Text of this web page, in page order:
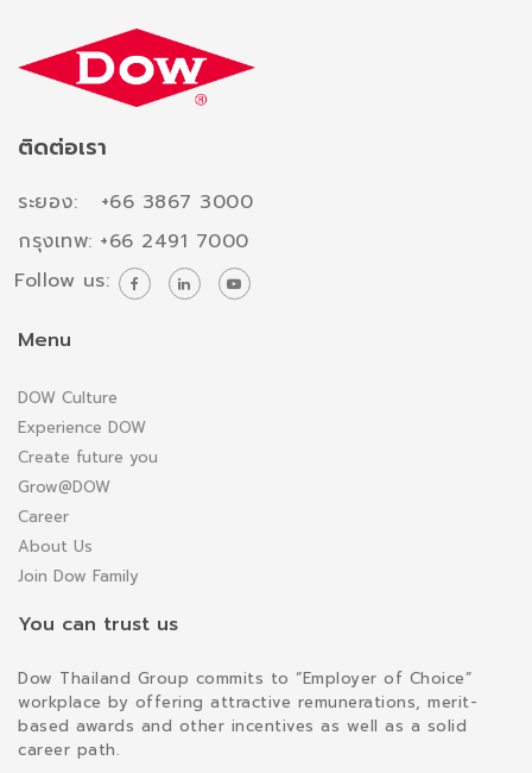
ติดต่อเรา
ระยอง: +66 3867 3000
กรุงเทพ: +66 2491 7000
Follow us:
Menu
DOW Culture
Experience DOW
Create future you
Grow@DOW
Career
About Us
Join Dow Family
You can trust us
Dow Thailand Group commits to “Employer of Choice”
workplace by offering attractive remunerations, merit-
based awards and other incentives as well as a solid
career path.